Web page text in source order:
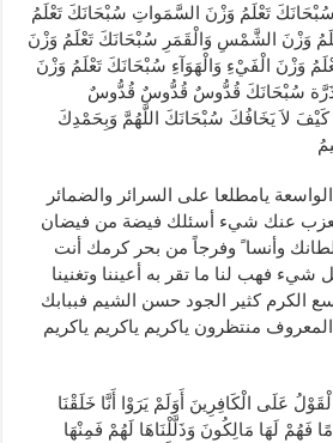
سُبْحَانَكَ تَعْلَمُ وَزْنَ السَّمَواتِ سُبْحَانَكَ تَعْلَمُ
وَزْنَ الشَّمْسِ وَالْقَمَرِ سُبْحَانَكَ تَعْلَمُ وَزْنَ
وَزْنَ الْفَيْءِ وَالْهَوَآءِ سُبْحَانَكَ تَعْلَمُ وَزْنَ
ذَرَّة سُبْحَانَكَ قُدُّوسٌ قُدُّوسٌ قُدُّوسٌ
لاَ يَخَافُكَ سُبْحَانَكَ اللَّهُمَّ وَبِحَمْدِكَ
الواسعة يامطلعا على السرائر والضمائر
يعزب عنك شيء أسئلك فيضة من فيضان
وأنسا ً وفرجاً من بحر كرمك أنت
شيء فهب لنا ما تقر به أعيننا وتغنينا
الكرم كثير الجود حسن الشيم فببابك
منتظرون ياكريم ياكريم ياكريم
عَلَى الْكَافِرِينَ أَوَلَمْ يَرَوْا أَنَّا خَلَقْنَا
فَهُمْ لَهَا مَالِكُونَ وَذَلَّلْنَاهَا لَهُمْ فَمِنْهَا